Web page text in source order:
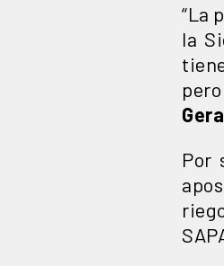
“La
la
Por